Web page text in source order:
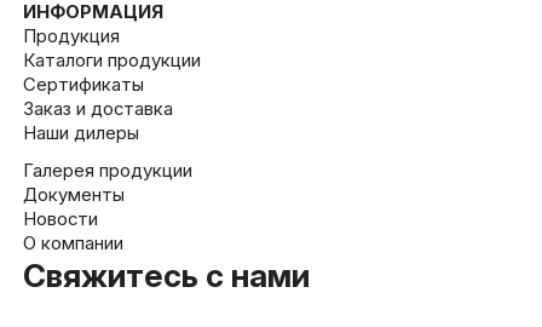
ИНФОРМАЦИЯ
Продукция
Каталоги продукции
Сертификаты
Заказ и доставка
Наши дилеры
Галерея продукции
Документы
Новости
О компании
Свяжитесь с нами